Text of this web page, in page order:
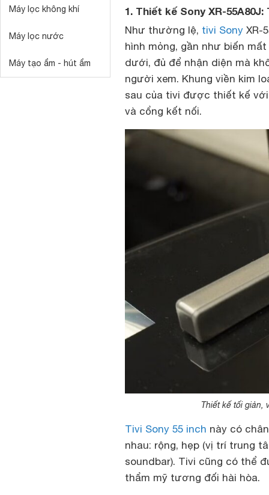
Máy lọc không khí
Máy lọc nước
Máy tạo ẩm - hút ẩm
1. Thiết kế Sony XR-
Như thường lệ, tivi Sony XR-
hình mỏng, gần như biến
dưới, đủ để nhận diện mà
người xem. Khung viền kim
sau của tivi được thiết kế
và cổng kết nối.
Thiết kế tối giản,
Tivi Sony 55 inch này có
nhau: rộng, hẹp (vị trí trung
soundbar). Tivi cũng có thể
thẩm mỹ tương đối hài hòa.